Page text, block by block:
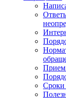
Прием
Сроки